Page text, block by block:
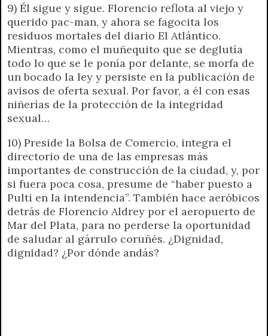
9) Él sigue y sigue. Florencio reflota al viejo y
querido pac-man, y ahora se fagocita los
residuos mortales del diario El Atlántico.
Mientras, como el muñequito que se deglutía
todo lo que se le ponía por delante, se morfa de
un bocado la ley y persiste en la publicación de
avisos de oferta sexual. Por favor, a él con esas
niñerías de la protección de la integridad
sexual…
10) Preside la Bolsa de Comercio, integra el
directorio de una de las empresas más
importantes de construcción de la ciudad, y, por
si fuera poca cosa, presume de “haber puesto a
Pulti en la intendencia”. También hace aeróbicos
detrás de Florencio Aldrey por el aeropuerto de
Mar del Plata, para no perderse la oportunidad
de saludar al gárrulo coruñés. ¿Dignidad,
dignidad? ¿Por dónde andás?